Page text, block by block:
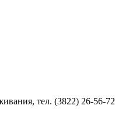
тел. (3822) 26-56-72